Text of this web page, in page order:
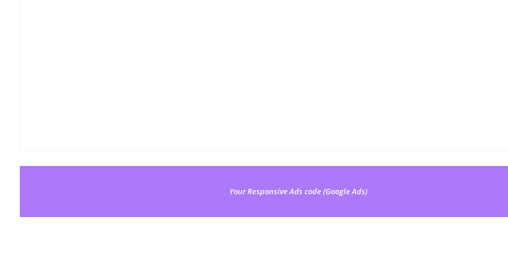
Your Responsive Ads code (Google Ads)